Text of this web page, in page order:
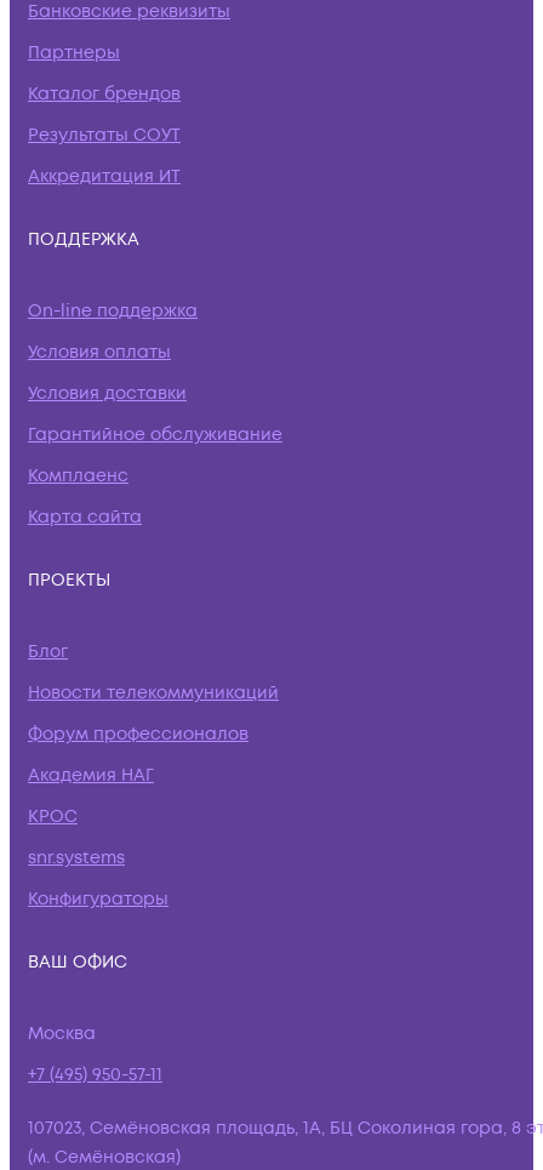
Банковские реквизиты
Партнеры
Каталог брендов
Результаты СОУТ
Аккредитация ИТ
ПОДДЕРЖКА
On-line поддержка
Условия оплаты
Условия доставки
Гарантийное обслуживание
Комплаенс
Карта сайта
ПРОЕКТЫ
Блог
Новости телекоммуникаций
Форум профессионалов
Академия НАГ
КРОС
snr.systems
Конфигураторы
ВАШ ОФИС
Москва
+7 (495) 950-57-11
107023, Семёновская площадь, 1А, БЦ Соколиная гора, 8
(м. Семёновская)